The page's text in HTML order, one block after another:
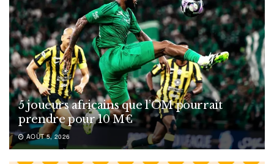
5 joueurs africains que l’OM pourrait
prendre pour 10 M€
AOÛT 5, 2026